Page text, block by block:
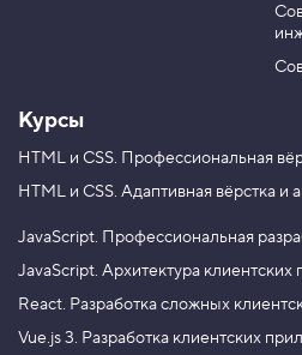
Курсы
HTML и CSS. Профессиональная
HTML и CSS. Адаптивная вёрстка и
JavaScript. Профессиональная
JavaScript. Архитектура
React. Разработка сложных
Vue.js 3. Разработка клиентских